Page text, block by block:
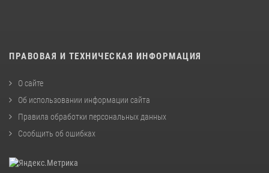
ПРАВОВАЯ И ТЕХНИЧЕСКАЯ ИНФОРМАЦИЯ
О сайте
Об использовании информации сайта
Правила обработки персональных данных
Сообщить об ошибках